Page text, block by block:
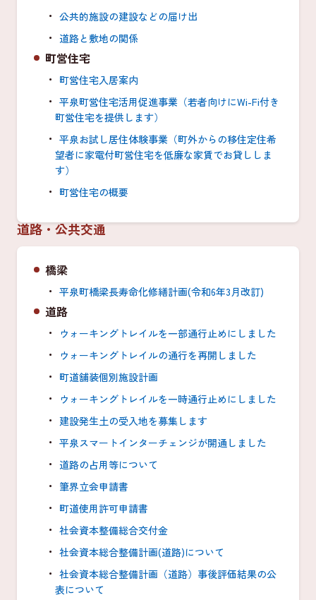
公共的施設の建設などの届け出
道路と敷地の関係
町営住宅
町営住宅入居案内
平泉町営住宅活用促進事業（若者向けにWi-Fi付き
町営住宅を提供します）
平泉お試し居住体験事業（町外からの移住定住希
望者に家電付町営住宅を低廉な家賃でお貸ししま
す）
町営住宅の概要
道路・公共交通
橋梁
平泉町橋梁長寿命化修繕計画(令和6年3月改訂)
道路
ウォーキングトレイルを一部通行止めにしました
ウォーキングトレイルの通行を再開しました
町道舗装個別施設計画
ウォーキングトレイルを一時通行止めにしました
建設発生土の受入地を募集します
平泉スマートインターチェンジが開通しました
道路の占用等について
筆界立会申請書
町道使用許可申請書
社会資本整備総合交付金
社会資本総合整備計画(道路)について
社会資本総合整備計画（道路）事後評価結果の公
表について